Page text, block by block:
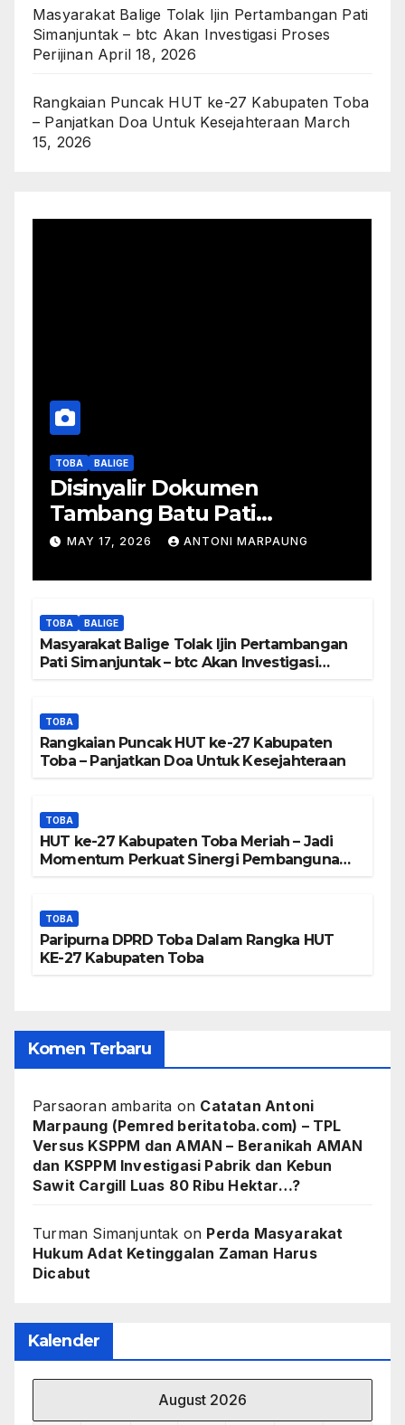
Masyarakat Balige Tolak Ijin Pertambangan Pati
Simanjuntak – btc Akan Investigasi Proses
Perijinan April 18, 2026
Rangkaian Puncak HUT ke-27 Kabupaten Toba
– Panjatkan Doa Untuk Kesejahteraan March
15, 2026
TOBA BALIGE
Disinyalir Dokumen
Tambang Batu Pati
Simanjuntak Palsu – Jerry
Berada Di DTA – Frengki
Pardede : Kami Tidak Miliki
Peta DTA – Tanda Tangan
Masyarakat Diduga
MAY 17, 2026 ANTONI MARPAUNG
TOBA BALIGE
Masyarakat Balige Tolak Ijin Pertambangan
Pati Simanjuntak – btc Akan Investigasi
TOBA
Rangkaian Puncak HUT ke-27 Kabupaten
Toba – Panjatkan Doa Untuk Kesejahteraan
TOBA
HUT ke-27 Kabupaten Toba Meriah – Jadi
Momentum Perkuat Sinergi Pembangunan
TOBA
Paripurna DPRD Toba Dalam Rangka HUT
KE-27 Kabupaten Toba
Komen Terbaru
Parsaoran ambarita on Catatan Antoni
Marpaung (Pemred beritatoba.com) – TPL
Versus KSPPM dan AMAN – Beranikah AMAN
dan KSPPM Investigasi Pabrik dan Kebun
Sawit Cargill Luas 80 Ribu Hektar…?
Turman Simanjuntak on Perda Masyarakat
Hukum Adat Ketinggalan Zaman Harus
Dicabut
Kalender
August 2026